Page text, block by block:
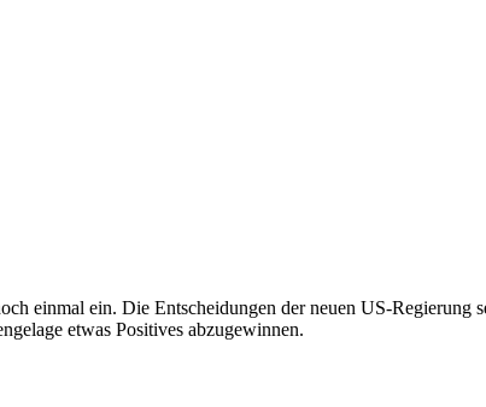
einmal ein. Die Entscheidungen der neuen US-Regierung
etwas Positives abzugewinnen.